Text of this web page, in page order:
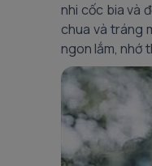
nhi cốc bia và
chua và tráng
ngon lắm, nhớ